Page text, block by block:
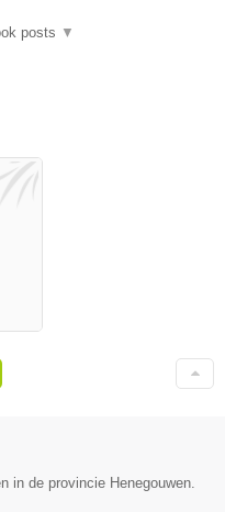
posts ▼
in de provincie Henegouwen.